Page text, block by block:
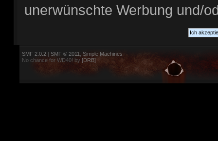
unerwünschte Werbung und/
SMF 2.0.2 | SMF © 2011
Simple Machines
No chance for WD40! by [DRB]